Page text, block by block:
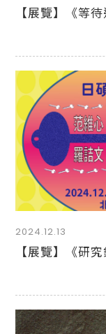
【展覽】《等
2024.12.13
【展覽】《研